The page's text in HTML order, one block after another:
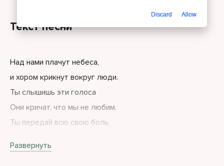
Текст песни
Над нами плачут небеса,
и хором крикнут вокруг люди.
Ты слышишь эти голоса
Они кричат, что мы не любим.
Ты передай всю свою боль,
Развернуть
Discard Allow